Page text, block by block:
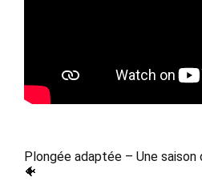
Plongée adaptée – Une saison
🐠